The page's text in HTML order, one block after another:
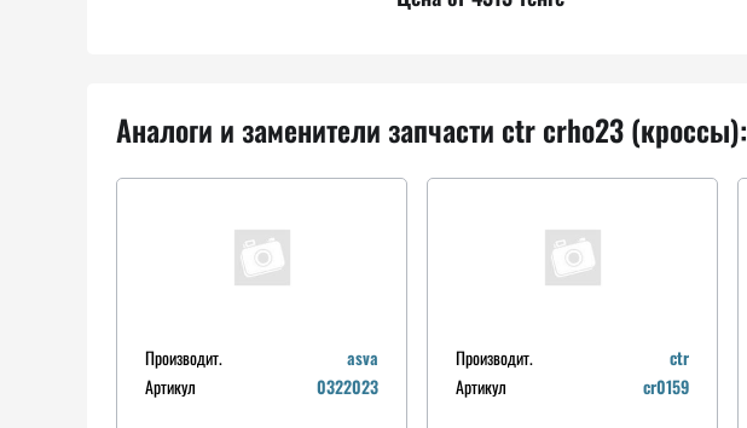
Аналоги и заменители запчасти ctr crho23 (кроссы):
Производит.
asva
Артикул
0322023
Производит.
ctr
Артикул
cr0159